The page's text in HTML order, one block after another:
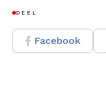
DEEL
Facebook